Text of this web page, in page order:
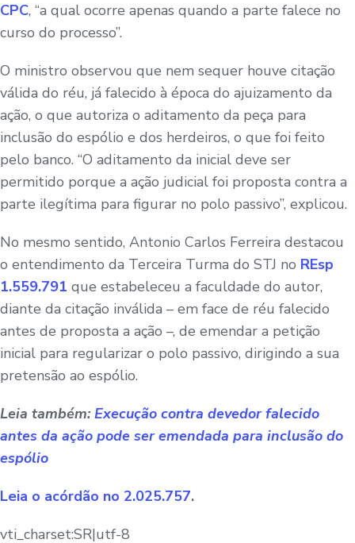
CPC, “a qual ocorre apenas quando a parte falece no
curso do processo”.
O ministro observou que nem sequer houve citação
válida do réu, já falecido à época do ajuizamento da
ação, o que autoriza o aditamento da peça para
inclusão do espólio e dos herdeiros, o que foi feito
pelo banco. “O aditamento da inicial deve ser
permitido porque a ação judicial foi proposta contra a
parte ilegítima para figurar no polo passivo”, explicou.
No mesmo sentido, Antonio Carlos Ferreira destacou
o entendimento da Terceira Turma do STJ no REsp
1.559.791 que estabeleceu a faculdade do autor,
diante da citação inválida – em face de réu falecido
antes de proposta a ação –, de emendar a petição
inicial para regularizar o polo passivo, dirigindo a sua
pretensão ao espólio.
Leia também: Execução contra devedor falecido
antes da ação pode ser emendada para inclusão do
espólio
Leia o acórdão no 2.025.757.
vti_charset:SR|utf-8